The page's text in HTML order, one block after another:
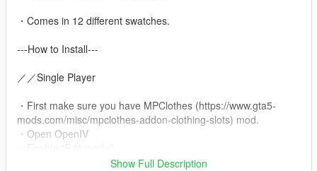
・Comes in 12 different swatches.
---How to Install---
／／Single Player
・First make sure you have MPClothes (https://www.gta5-
mods.com/misc/mpclothes-addon-clothing-slots) mod.
・Open OpenIV
・Drag and drop files hereShow Full Description